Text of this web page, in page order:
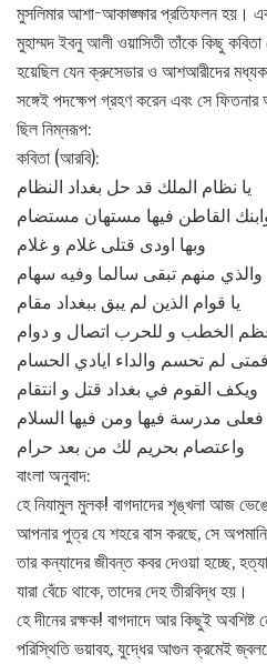
মুসলিমার আশা-আকাঙ্ক্ষার প্রতিফলন হয়।
মুহাম্মদ ইবনু আলী ওয়াসিতী তাঁকে কিছু
হয়েছিল যেন ক্রুসেডার ও আশআরীদের
সঙ্গেই পদক্ষেপ গ্রহণ করেন এবং সে
ছিল নিম্নরূপ:
কবিতা (আরবি):
يا نظام الملك قد حل بغداد النظام
القاطن فيها مستهان مستضام
وبها اودى قتلی غلام و غلام
والذي منهم تبقى سالما وفيه سهام
یا قوام الذين لم يبق ببغداد مقام
الخطب و للحرب اتصال و دوام
فمتى لم تحسم والداء ايادي الحسام
ويكف القوم في بغداد قتل و انتقام
فعلى مدرسة فيها ومن فيها السلام
واعتصام بحريم لك من بعد حرام
বাংলা অনুবাদ:
হে নিযামুল মুলক! বাগদাদের শৃঙ্খলা আজ
আপনার পুত্র যে শহরে বাস করছে, সে
তার কন্যাদের জীবন্ত কবর দেওয়া হচ্ছে,
যারা বেঁচে থাকে, তাদের দেহ তীরবিদ্ধ হয়।
হে দীনের রক্ষক! বাগদাদে আর কিছুই অবশিষ্ট
পরিস্থিতি ভয়াবহ, যুদ্ধের আগুন ক্রমেই